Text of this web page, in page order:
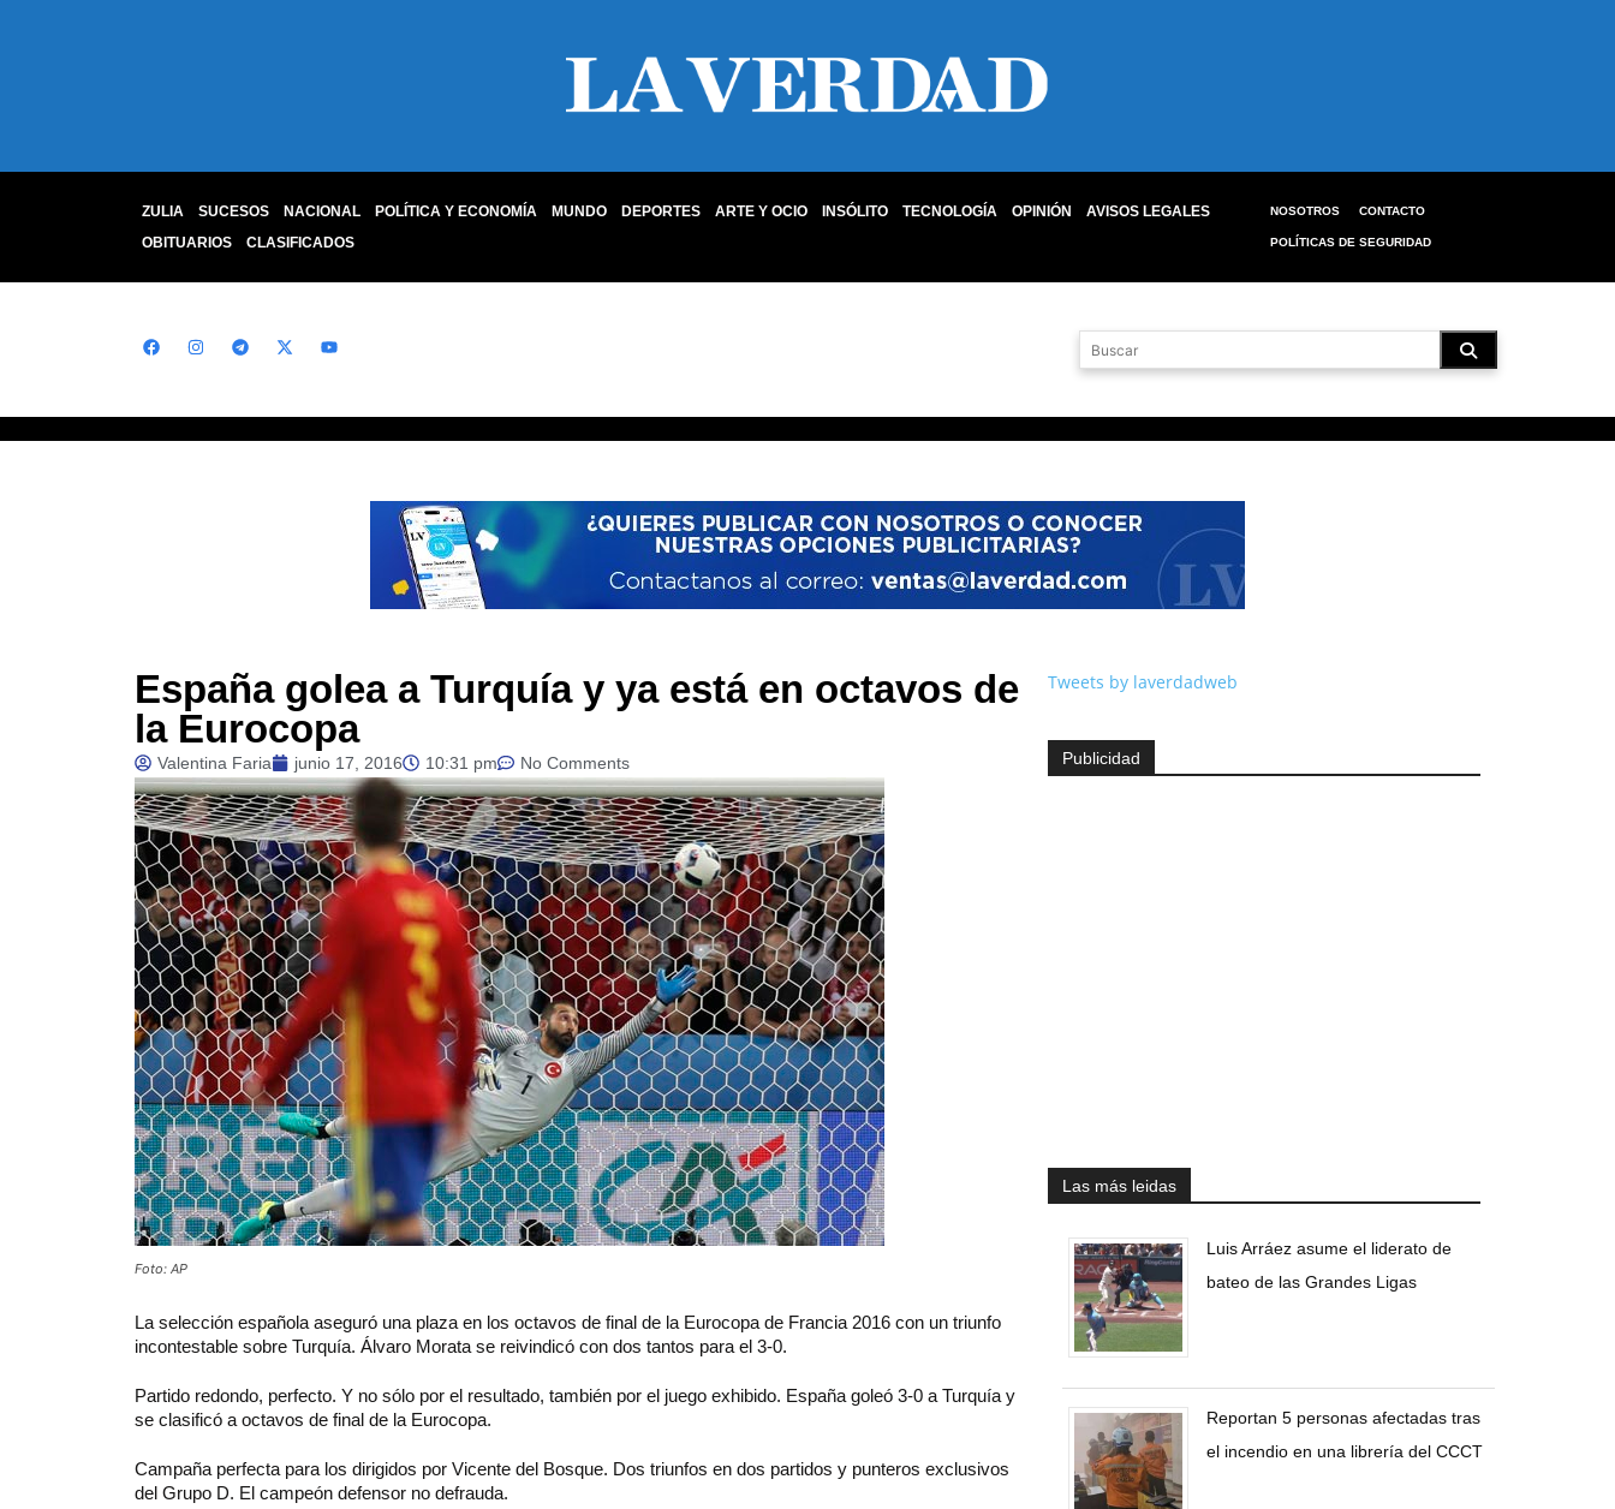
ZULIA SUCESOS NACIONAL POLÍTICA Y ECONOMÍA MUNDO DEPORTES ARTE Y OCIO INSÓLITO TECNOLOGÍA OPINIÓN
AVISOS LEGALES
OBITUARIOS
CLASIFICADOS
NOSOTROS CONTACTO
POLÍTICAS DE SEGURIDAD
España golea a Turquía y ya está en octavos de
la Eurocopa
Valentina Faria junio 17, 2016 10:31 pm No Comments
Foto: AP
La selección española aseguró una plaza en los octavos de final de la Eurocopa de Francia 2016 con un triunfo
incontestable sobre Turquía. Álvaro Morata se reivindicó con dos tantos para el 3-0.
Partido redondo, perfecto. Y no sólo por el resultado, también por el juego exhibido. España goleó 3-0 a Turquía y
se clasificó a octavos de final de la Eurocopa.
Campaña perfecta para los dirigidos por Vicente del Bosque. Dos triunfos en dos partidos y punteros exclusivos
del Grupo D. El campeón defensor no defrauda.
Tweets by laverdadweb
Publicidad
Las más leidas
Luis Arráez asume el liderato de
bateo de las Grandes Ligas
Reportan 5 personas afectadas tras
el incendio en una librería del CCCT